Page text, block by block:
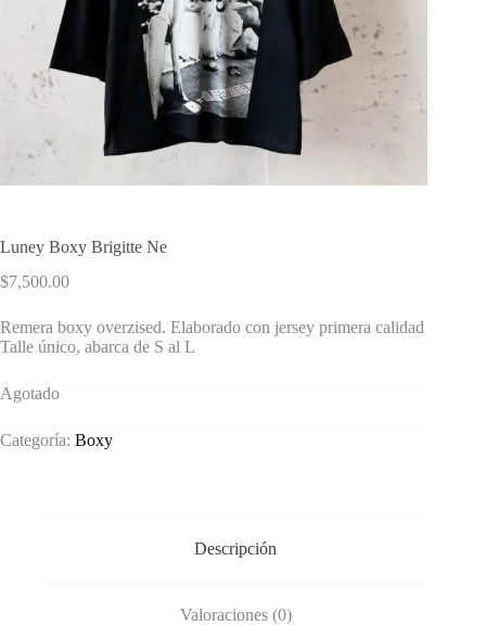
Luney Boxy Brigitte Ne
$7,500.00
Remera boxy overzised. Elaborado con jersey primera calidad
Talle único, abarca de S al L
Agotado
Categoría: Boxy
Descripción
Valoraciones (0)